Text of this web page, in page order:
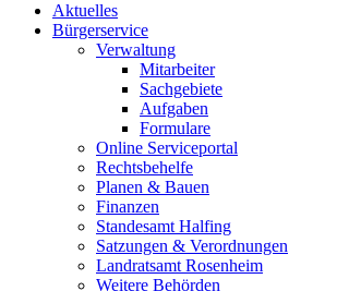
Aktuelles
Bürgerservice
Verwaltung
Mitarbeiter
Sachgebiete
Aufgaben
Formulare
Online Serviceportal
Rechtsbehelfe
Planen & Bauen
Finanzen
Standesamt Halfing
Satzungen & Verordnungen
Landratsamt Rosenheim
Weitere Behörden